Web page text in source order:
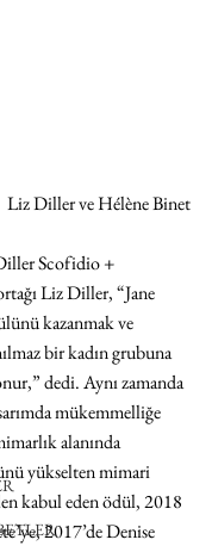
Liz Diller ve Hélène Binet
Scofidio +
Liz Diller, “Jane
kazanmak ve
bir kadın grubuna
dedi. Aynı zamanda
mükemmelliğe
alanında
yükselten mimari
kabul eden ödül, 2018
2017’de Denise